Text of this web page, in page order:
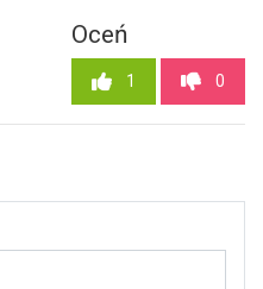
Oceń
1 0